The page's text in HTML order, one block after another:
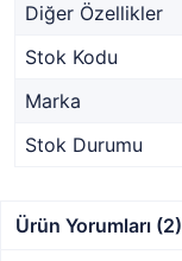
Diğer Özellikler
Stok Kodu
Marka
Stok Durumu
Ürün Yorumları (2)